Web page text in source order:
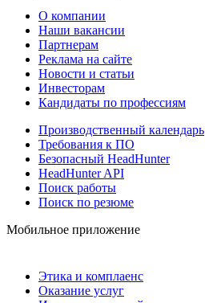
О компании
Наши вакансии
Партнерам
Реклама на сайте
Новости и статьи
Инвесторам
Кандидаты по профессиям
Производственный календарь
Требования к ПО
Безопасный HeadHunter
HeadHunter API
Поиск работы
Поиск по резюме
Мобильное приложение
Этика и комплаенс
Оказание услуг